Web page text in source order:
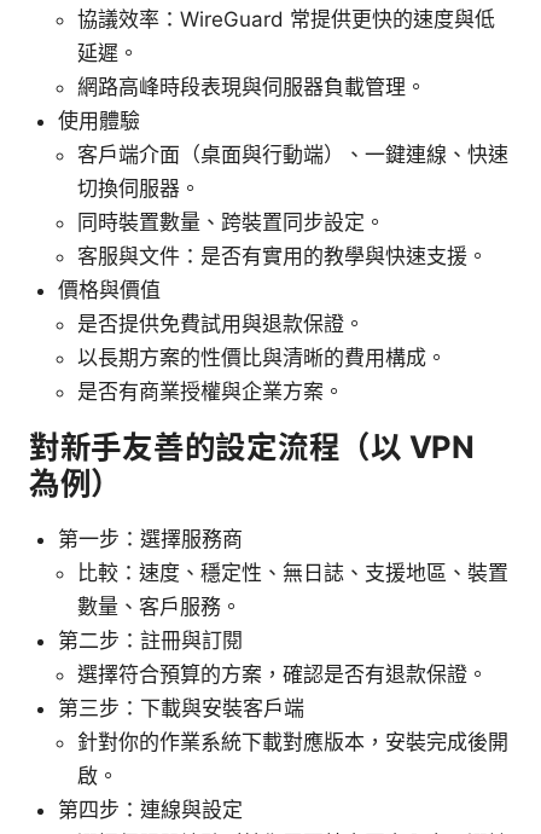
協議效率：WireGuard 常提供更快的速度與低
延遲。
網路高峰時段表現與伺服器負載管理。
使用體驗
客戶端介面（桌面與行動端）、一鍵連線、快速
切換伺服器。
同時裝置數量、跨裝置同步設定。
客服與文件：是否有實用的教學與快速支援。
價格與價值
是否提供免費試用與退款保證。
以長期方案的性價比與清晰的費用構成。
是否有商業授權與企業方案。
對新手友善的設定流程（以 VPN
為例）
第一步：選擇服務商
比較：速度、穩定性、無日誌、支援地區、裝置
數量、客戶服務。
第二步：註冊與訂閱
選擇符合預算的方案，確認是否有退款保證。
第三步：下載與安裝客戶端
針對你的作業系統下載對應版本，安裝完成後開
啟。
第四步：連線與設定